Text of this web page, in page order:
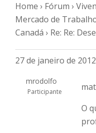
Home › Fórum ›
Mercado de
Canadá › Re: Re:
27 de janeiro de
mrodolfo
Participante
O